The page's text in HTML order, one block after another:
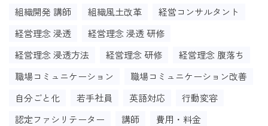
組織開発 講師
組織風土改革
経営コンサルタント
経営理念 浸透
経営理念 浸透 研修
経営理念 浸透方法
経営理念 研修
経営理念 腹落ち
職場コミュニケーション
職場コミュニケーション改善
自分ごと化
若手社員 英語対応
行動変容
認定ファシリテーター
講師
費用・料金